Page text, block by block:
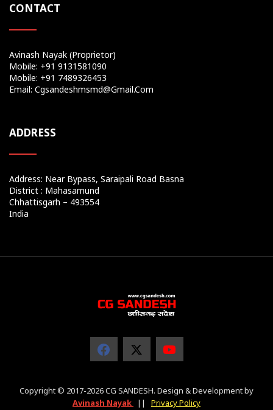
CONTACT
Avinash Nayak (Proprietor)
Mobile: +91 9131581090
Mobile: +91 7489326453
Email: Cgsandeshmsmd@gmail.com
ADDRESS
Address: Near Bypass, Saraipali Road Basna
District : Mahasamund
Chhattisgarh – 493554
India
Copyright © 2017-2026 CG SANDESH. Design & Development by
Avinash Nayak
|| Privacy Policy